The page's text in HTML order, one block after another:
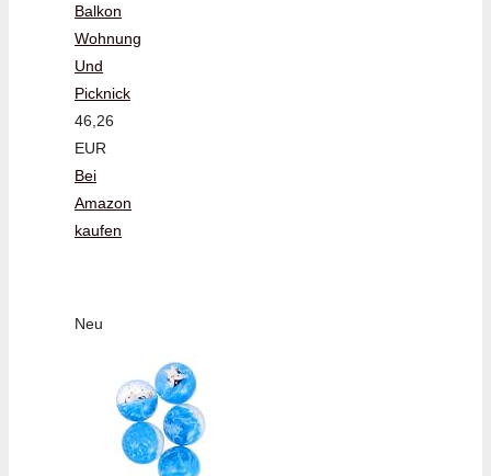
Balkon
Wohnung
Und
Picknick
46,26
EUR
Bei
Amazon
kaufen
Neu